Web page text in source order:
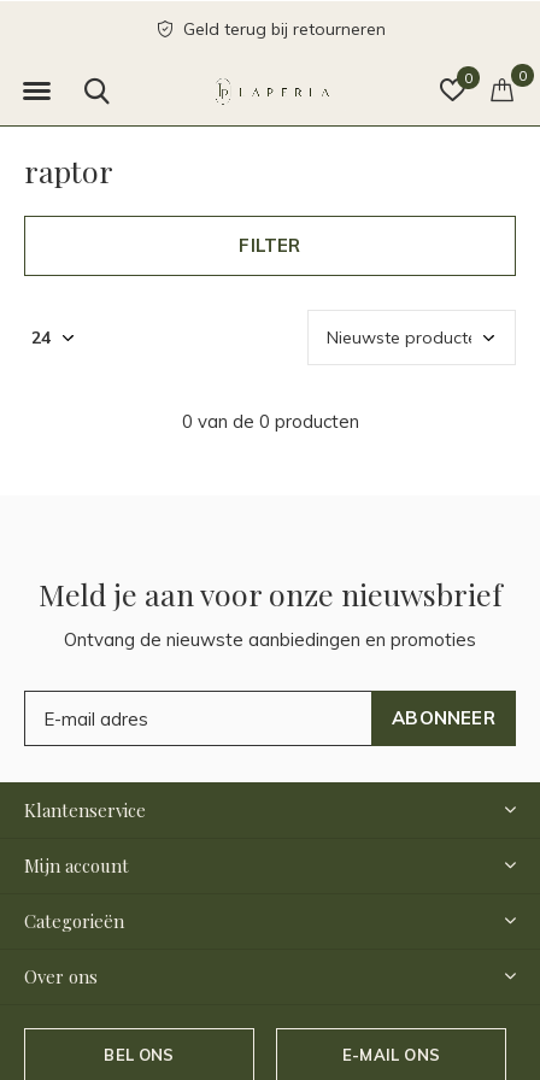
0 0
Geld terug bij retourneren
raptor
FILTER
0 van de 0 producten
Meld je aan voor onze nieuwsbrief
Ontvang de nieuwste aanbiedingen en promoties
ABONNEER
Klantenservice
Mijn account
Categorieën
Over ons
BEL ONS E-MAIL ONS